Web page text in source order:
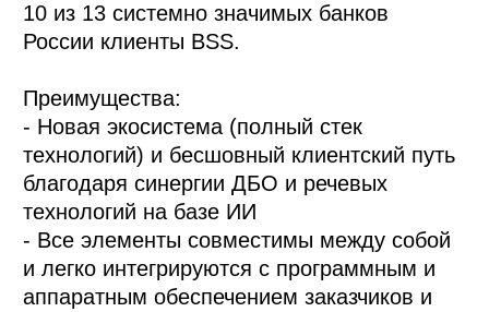
10 из 13 системно значимых банков
России клиенты BSS.
Преимущества:
- Новая экосистема (полный стек
технологий) и бесшовный клиентский путь
благодаря синергии ДБО и речевых
технологий на базе ИИ
- Все элементы совместимы между собой
и легко интегрируются с программным и
аппаратным обеспечением заказчиков и